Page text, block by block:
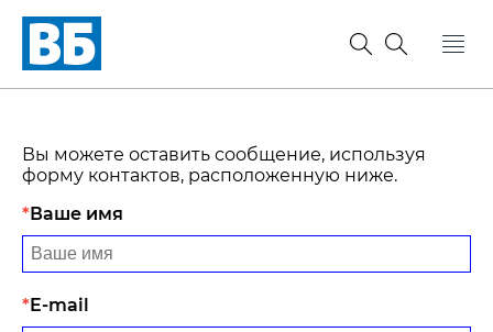
Вы можете оставить сообщение, используя
форму контактов, расположенную ниже.
Ваше имя
E-mail